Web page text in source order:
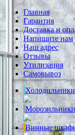
Главная
Гарантия
Доставка и
Напишите нам
Наш адрес
Отзывы
Утилизация
Самовывоз
Холодильники
Морозильники
Винные